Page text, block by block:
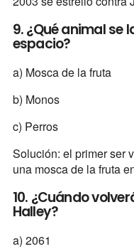
9. ¿Qué animal se
espacio?
a) Mosca de la fruta
b) Monos
c) Perros
Solución: el primer ser
una mosca de la fruta
10. ¿Cuándo
Halley?
a) 2061